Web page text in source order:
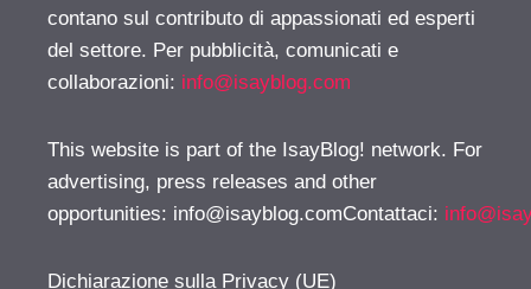
contano sul contributo di appassionati ed esperti
del settore. Per pubblicità, comunicati e
collaborazioni: info@isayblog.com
This website is part of the IsayBlog! network. For
advertising, press releases and other
opportunities: info@isayblog.comContattaci:
Dichiarazione sulla Privacy (UE)